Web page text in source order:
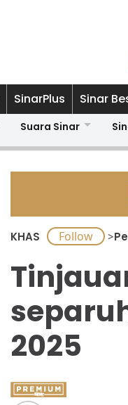
SinarPlus Sinar
Suara Sinar
KHAS >
2025